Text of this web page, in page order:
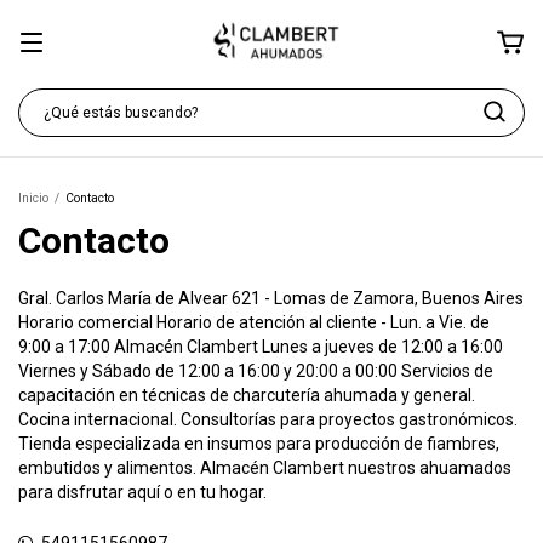
Inicio / Contacto
Contacto
Gral. Carlos María de Alvear 621 - Lomas de Zamora, Buenos Aires
Horario comercial Horario de atención al cliente - Lun. a Vie. de
9:00 a 17:00 Almacén Clambert Lunes a jueves de 12:00 a 16:00
Viernes y Sábado de 12:00 a 16:00 y 20:00 a 00:00 Servicios de
capacitación en técnicas de charcutería ahumada y general.
Cocina internacional. Consultorías para proyectos gastronómicos.
Tienda especializada en insumos para producción de fiambres,
embutidos y alimentos. Almacén Clambert nuestros ahuamados
para disfrutar aquí o en tu hogar.